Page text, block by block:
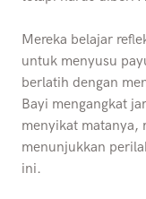
Mereka belajar
untuk menyusu
berlatih dengan
Bayi mengangkat
menyikat matanya,
menunjukkan
ini.